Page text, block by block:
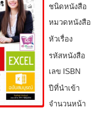
ชนิดหนังสือ­
หมวดหนังสือ­
หัวเรื่อง
รหัสหนังสือ­
เลข ISBN
ปีที่นำเข้า
จำนวนหน้า